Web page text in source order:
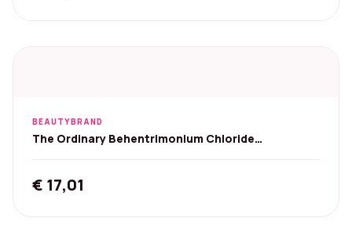
BEAUTYBRAND
The Ordinary Behentrimonium Chloride
€ 17,01